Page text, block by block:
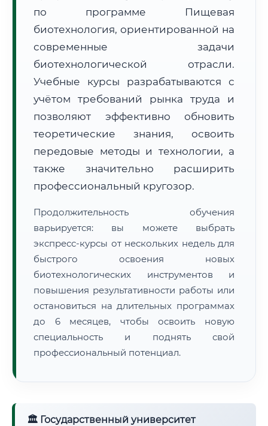
Расчет логистики оригиналов:
~2 691 км
• Экспресс-доставка СДЭК / Почтой:4–6 рабочих дней
📜 Документы и аккредитация ФИС ФРДО
🔍Нажмите на документ для увеличения и просмотра
по программе Пищевая
биотехнология, ориентированной на
современные задачи
биотехнологической отрасли.
Учебные курсы разрабатываются с
учётом требований рынка труда и
позволяют эффективно обновить
теоретические знания, освоить
передовые методы и технологии, а
также значительно расширить
профессиональный кругозор.
Продолжительность обучения
варьируется: вы можете выбрать
экспресс-курсы от нескольких недель для
быстрого освоения новых
биотехнологических инструментов и
повышения результативности работы или
остановиться на длительных программах
до 6 месяцев, чтобы освоить новую
специальность и поднять свой
профессиональный потенциал.
🏛 Государственный университет